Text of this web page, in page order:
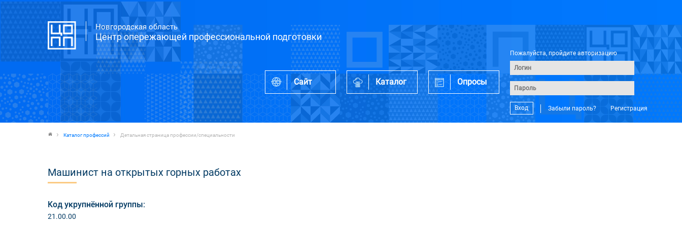
Новгородская область
Центр опережающей профессиональной подготовки
Сайт Каталог Опросы
Пожалуйста, пройдите авторизацию
Вход Забыли пароль? Регистрация
Каталог профессий Детальная страница профессии/специальности
Машинист на открытых горных работах
Код укрупнённой группы:
21.00.00